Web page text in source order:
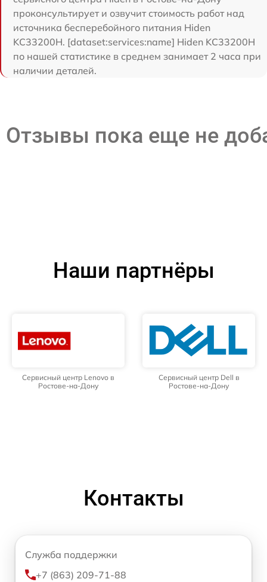
проконсультирует и озвучит стоимость работ над
источника бесперебойного питания Hiden
KC33200H. [dataset:services:name] Hiden KC33200H
по нашей статистике в среднем занимает 2 часа при
наличии деталей.
Отзывы пока еще не
Наши партнёры
Сервисный центр Lenovo в
Ростове-на-Дону
Сервисный центр Dell в
Ростове-на-Дону
Контакты
Служба поддержки
+7 (863) 209-71-88